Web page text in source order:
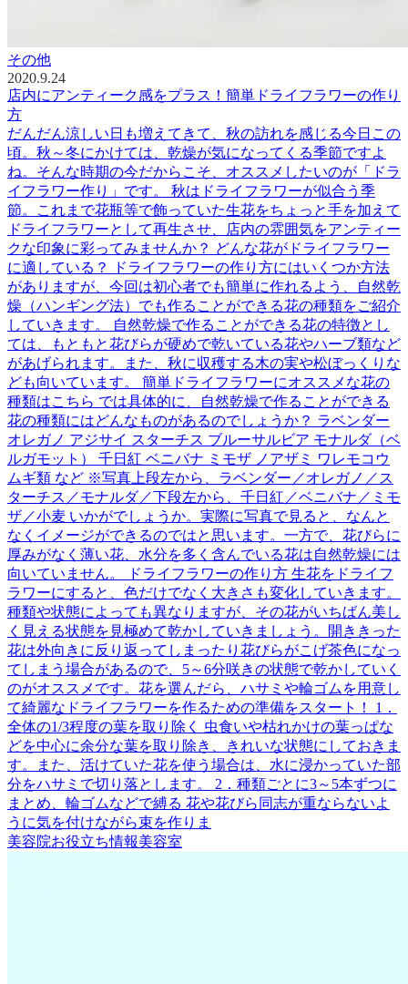
その他
2020.9.24
店内にアンティーク感をプラス！簡単ドライフラワーの作り
方
だんだん涼しい日も増えてきて、秋の訪れを感じる今日この
頃。秋～冬にかけては、乾燥が気になってくる季節ですよ
ね。そんな時期の今だからこそ、オススメしたいのが「ドラ
イフラワー作り」です。 秋はドライフラワーが似合う季
節。これまで花瓶等で飾っていた生花をちょっと手を加えて
ドライフラワーとして再生させ、店内の雰囲気をアンティー
クな印象に彩ってみませんか？ どんな花がドライフラワー
に適している？ ドライフラワーの作り方にはいくつか方法
がありますが、今回は初心者でも簡単に作れるよう、自然乾
燥（ハンギング法）でも作ることができる花の種類をご紹介
していきます。 自然乾燥で作ることができる花の特徴とし
ては、もともと花びらが硬めで乾いている花やハーブ類など
があげられます。また、秋に収穫する木の実や松ぼっくりな
ども向いています。 簡単ドライフラワーにオススメな花の
種類はこちら では具体的に、自然乾燥で作ることができる
花の種類にはどんなものがあるのでしょうか？ ラベンダー
オレガノ アジサイ スターチス ブルーサルビア モナルダ（ベ
ルガモット） 千日紅 ベニバナ ミモザ ノアザミ ワレモコウ
ムギ類 など ※写真上段左から、ラベンダー／オレガノ／ス
ターチス／モナルダ／下段左から、千日紅／ベニバナ／ミモ
ザ／小麦 いかがでしょうか。実際に写真で見ると、なんと
なくイメージができるのではと思います。一方で、花びらに
厚みがなく薄い花、水分を多く含んでいる花は自然乾燥には
向いていません。 ドライフラワーの作り方 生花をドライフ
ラワーにすると、色だけでなく大きさも変化していきます。
種類や状態によっても異なりますが、その花がいちばん美し
く見える状態を見極めて乾かしていきましょう。開ききった
花は外向きに反り返ってしまったり花びらがこげ茶色になっ
てしまう場合があるので、5～6分咲きの状態で乾かしていく
のがオススメです。花を選んだら、ハサミや輪ゴムを用意し
て綺麗なドライフラワーを作るための準備をスタート！ 1．
全体の1/3程度の葉を取り除く 虫食いや枯れかけの葉っぱな
どを中心に余分な葉を取り除き、きれいな状態にしておきま
す。また、活けていた花を使う場合は、水に浸かっていた部
分をハサミで切り落とします。 2．種類ごとに3～5本ずつに
まとめ、輪ゴムなどで縛る 花や花びら同志が重ならないよ
うに気を付けながら束を作りま
美容院お役立ち情報美容室